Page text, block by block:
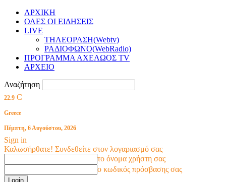
ΑΡΧΙΚΗ
ΟΛΕΣ ΟΙ ΕΙΔΗΣΕΙΣ
LIVE
ΤΗΛΕΟΡΑΣΗ(Webtv)
ΡΑΔΙΟΦΩΝΟ(WebRadio)
ΠΡΟΓΡΑΜΜΑ ΑΧΕΛΩΟΣ TV
ΑΡΧΕΙΟ
Αναζήτηση
22.9 C
Greece
Πέμπτη, 6 Αυγούστου, 2026
Sign in
Καλωσήρθατε! Συνδεθείτε στον λογαριασμό σας
το όνομα χρήστη σας
ο κωδικός πρόσβασης σας